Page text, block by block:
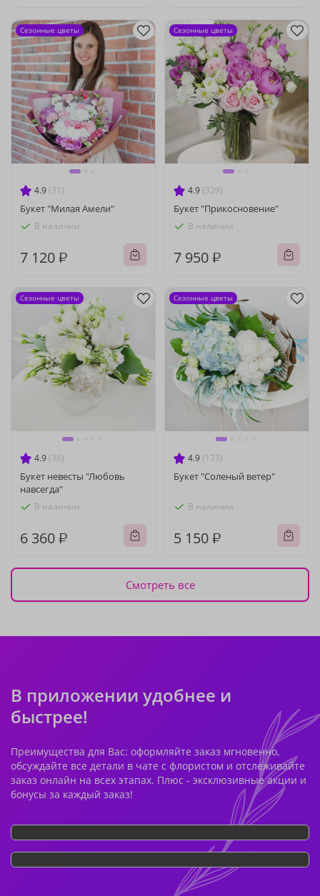
4.9 (31)
Букет "Милая Амели"
В наличии
7 120 ₽
Сезонные цветы
4.9 (329)
Букет "Прикосновение"
В наличии
7 950 ₽
Сезонные цветы
4.9 (36)
Букет невесты "Любовь
навсегда"
В наличии
6 360 ₽
Сезонные цветы
4.9 (173)
Букет "Соленый ветер"
В наличии
5 150 ₽
Сезонные цветы
Смотреть все
В приложении удобнее и
быстрее!
Преимущества для Вас: оформляйте заказ мгновенно,
обсуждайте все детали в чате с флористом и отслеживайте
заказ онлайн на всех этапах. Плюс - эксклюзивные акции и
бонусы за каждый заказ!